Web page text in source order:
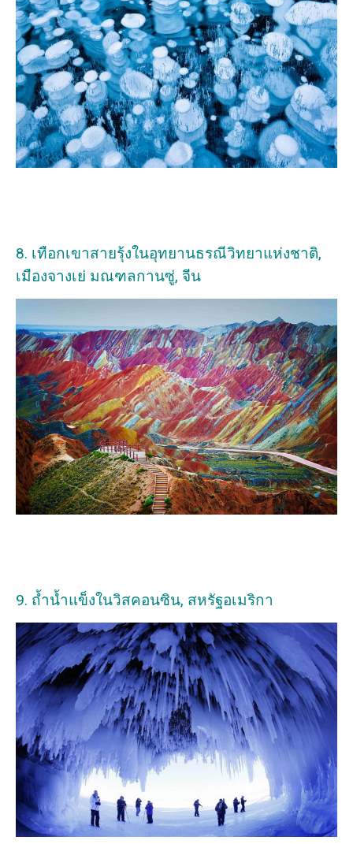
8. เทือกเขาสายรุ้งในอุทยานธรณีวิทยาแห่งชาติ,
เมืองจางเย่ มณฑลกานซู่, จีน
9. ถ้ำน้ำแข็งในวิสคอนซิน, สหรัฐอเมริกา